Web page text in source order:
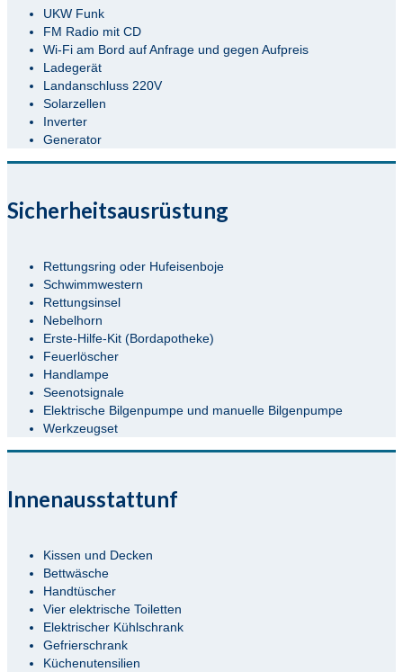
UKW Funk
FM Radio mit CD
Wi-Fi am Bord auf Anfrage und gegen Aufpreis
Ladegerät
Landanschluss 220V
Solarzellen
Inverter
Generator
Sicherheitsausrüstung
Rettungsring oder Hufeisenboje
Schwimmwestern
Rettungsinsel
Nebelhorn
Erste-Hilfe-Kit (Bordapotheke)
Feuerlöscher
Handlampe
Seenotsignale
Elektrische Bilgenpumpe und manuelle Bilgenpumpe
Werkzeugset
Innenausstattunf
Kissen und Decken
Bettwäsche
Handtüscher
Vier elektrische Toiletten
Elektrischer Kühlschrank
Gefrierschrank
Küchenutensilien